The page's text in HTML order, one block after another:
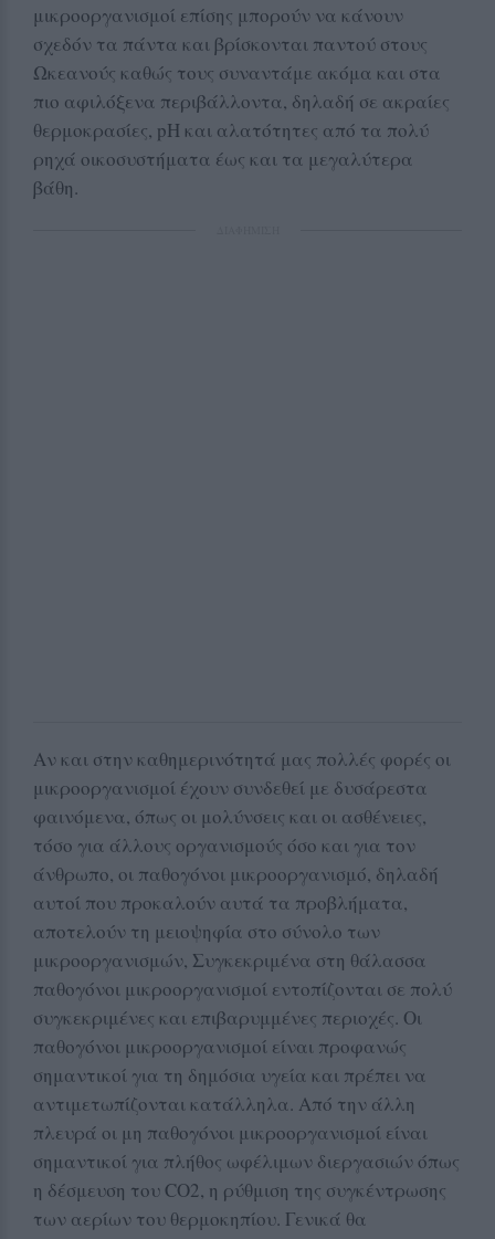
μικροοργανισμοί επίσης μπορούν να κάνουν
σχεδόν τα πάντα και βρίσκονται παντού στους
Ωκεανούς καθώς τους συναντάμε ακόμα και στα
πιο αφιλόξενα περιβάλλοντα, δηλαδή σε ακραίες
θερμοκρασίες, pH και αλατότητες από τα πολύ
ρηχά οικοσυστήματα έως και τα μεγαλύτερα
βάθη.
Αν και στην καθημερινότητά μας πολλές φορές οι
μικροοργανισμοί έχουν συνδεθεί με δυσάρεστα
φαινόμενα, όπως οι μολύνσεις και οι ασθένειες,
τόσο για άλλους οργανισμούς όσο και για τον
άνθρωπο, οι παθογόνοι μικροοργανισμό, δηλαδή
αυτοί που προκαλούν αυτά τα προβλήματα,
αποτελούν τη μειοψηφία στο σύνολο των
μικροοργανισμών, Συγκεκριμένα στη θάλασσα
παθογόνοι μικροοργανισμοί εντοπίζονται σε πολύ
συγκεκριμένες και επιβαρυμμένες περιοχές. Οι
παθογόνοι μικροοργανισμοί είναι προφανώς
σημαντικοί για τη δημόσια υγεία και πρέπει να
αντιμετωπίζονται κατάλληλα. Από την άλλη
πλευρά οι μη παθογόνοι μικροοργανισμοί είναι
σημαντικοί για πλήθος ωφέλιμων διεργασιών όπως
η δέσμευση του CO2, η ρύθμιση της συγκέντρωσης
των αερίων του θερμοκηπίου. Γενικά θα